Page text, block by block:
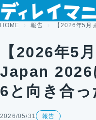
コンテンツへスキップ
HOME 報告 【2026年5
【2026年5
Japan 2026
6と向き合
2026/05/31 報告